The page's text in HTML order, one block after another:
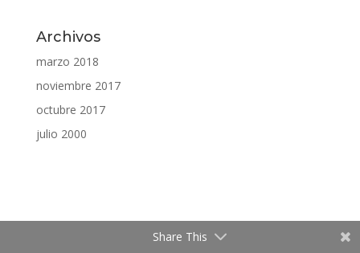
Archivos
marzo 2018
noviembre 2017
octubre 2017
julio 2000
Share This